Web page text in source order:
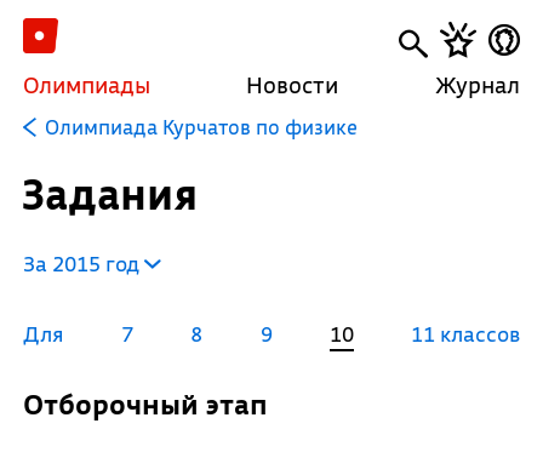
Олимпиады Новости Журнал
Олимпиада Курчатов по физике
Задания
За 2015 год
Для 7 8 9 10 11 классов
Отборочный этап